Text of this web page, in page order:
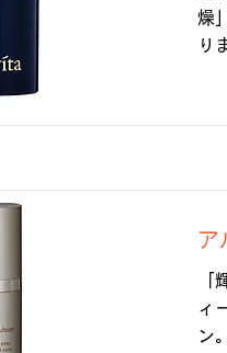
燥
り
ア
「
ィ
ン